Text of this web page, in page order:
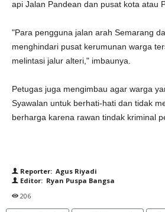
api Jalan Pandean dan pusat kota atau
"Para pengguna jalan arah Semarang
menghindari pusat kerumunan warga
melintasi jalur alteri," imbaunya.
Petugas juga mengimbau agar warga
Syawalan untuk berhati-hati dan tidak
berharga karena rawan tindak kriminal
Reporter: Agus Riyadi
Editor: Ryan Puspa Bangsa
206